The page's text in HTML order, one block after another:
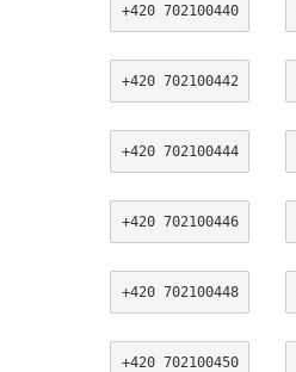
+420 702100440
+420 702100442
+420 702100444
+420 702100446
+420 702100448
+420 702100450